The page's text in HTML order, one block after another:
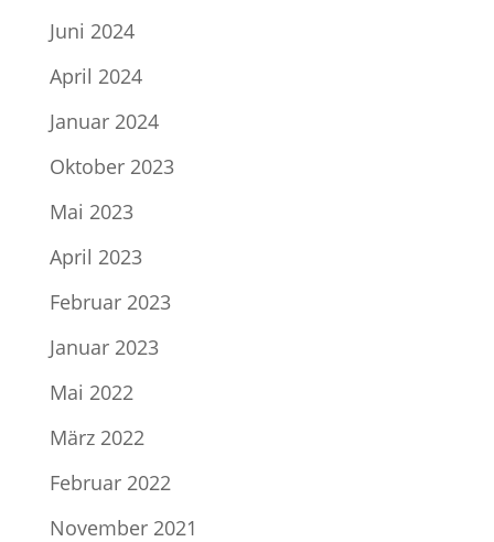
Juni 2024
April 2024
Januar 2024
Oktober 2023
Mai 2023
April 2023
Februar 2023
Januar 2023
Mai 2022
März 2022
Februar 2022
November 2021